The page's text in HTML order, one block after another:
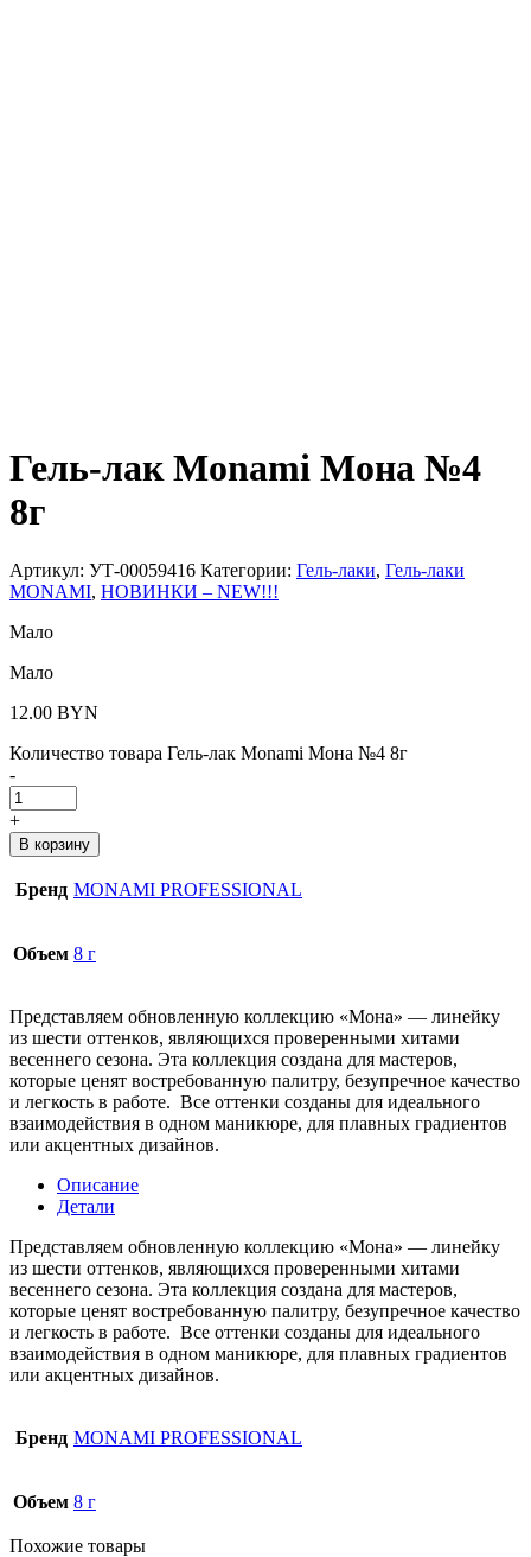
Гель-лак Monami Мона №4
8г
Артикул: УТ-00059416 Категории: Гель-лаки, Гель-лаки
MONAMI, НОВИНКИ – NEW!!!
Мало
Мало
12.00 BYN
Количество товара Гель-лак Monami Мона №4 8г
-
+
В корзину
Бренд MONAMI PROFESSIONAL
Объем 8 г
Представляем обновленную коллекцию «Мона» — линейку
из шести оттенков, являющихся проверенными хитами
весеннего сезона. Эта коллекция создана для мастеров,
которые ценят востребованную палитру, безупречное качество
и легкость в работе. Все оттенки созданы для идеального
взаимодействия в одном маникюре, для плавных градиентов
или акцентных дизайнов.
Описание
Детали
Представляем обновленную коллекцию «Мона» — линейку
из шести оттенков, являющихся проверенными хитами
весеннего сезона. Эта коллекция создана для мастеров,
которые ценят востребованную палитру, безупречное качество
и легкость в работе. Все оттенки созданы для идеального
взаимодействия в одном маникюре, для плавных градиентов
или акцентных дизайнов.
Бренд MONAMI PROFESSIONAL
Объем 8 г
Похожие товары